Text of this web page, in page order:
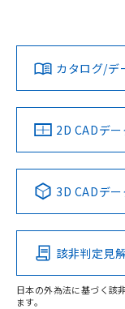
ダウンロードデー
みください。
ソフトウェアの使用
対応済み
中国 RoHS 注
Pb
カタログ/デ
2D CADデー
3D CADデー
該非判定見
日本の外為法に基づく該
ます。